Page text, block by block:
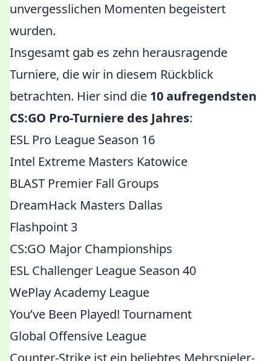
unvergesslichen Momenten begeistert
wurden.
Insgesamt gab es zehn herausragende
Turniere, die wir in diesem Rückblick
betrachten. Hier sind die 10 aufregendsten
CS:GO Pro-Turniere des Jahres:
ESL Pro League Season 16
Intel Extreme Masters Katowice
BLAST Premier Fall Groups
DreamHack Masters Dallas
Flashpoint 3
CS:GO Major Championships
ESL Challenger League Season 40
WePlay Academy League
You’ve Been Played! Tournament
Global Offensive League
Counter-Strike ist ein beliebtes Mehrspieler-